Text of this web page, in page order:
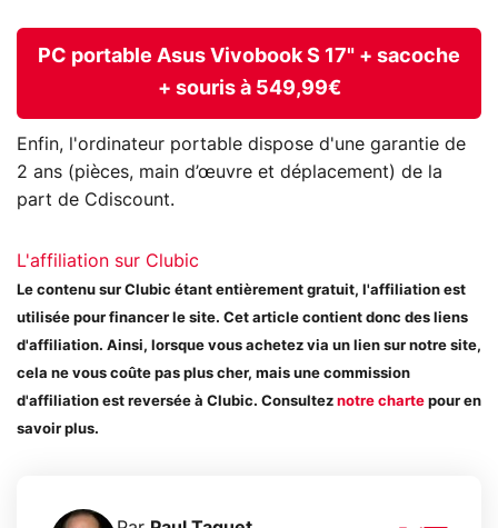
PC portable Asus Vivobook S 17" + sacoche
+ souris à 549,99€
Enfin, l'ordinateur portable dispose d'une garantie de
2 ans (pièces, main d’œuvre et déplacement) de la
part de Cdiscount.
L'affiliation sur Clubic
Le contenu sur Clubic étant entièrement gratuit, l'affiliation est
utilisée pour financer le site. Cet article contient donc des liens
d'affiliation. Ainsi, lorsque vous achetez via un lien sur notre site,
cela ne vous coûte pas plus cher, mais une commission
d'affiliation est reversée à Clubic. Consultez notre charte pour en
savoir plus.